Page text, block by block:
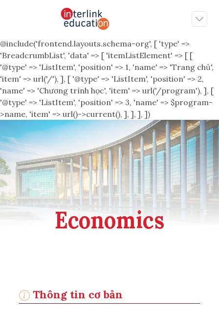
@include('frontend.layouts.schema-org', [ 'type' =>
'BreadcrumbList', 'data' => [ 'itemListElement' => [ [
'@type' => 'ListItem', 'position' => 1, 'name' => 'Trang chủ',
'item' => url('/'), ], [ '@type' => 'ListItem', 'position' => 2,
'name' => 'Chương trình học', 'item' => url('/program'), ], [
'@type' => 'ListItem', 'position' => 3, 'name' => $program-
>name, 'item' => url()->current(), ], ], ], ])
Economics
Thông tin cơ bản